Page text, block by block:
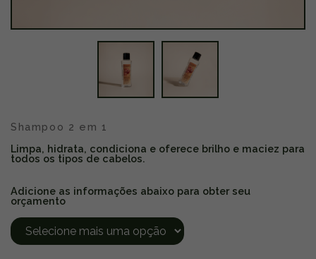
Shampoo 2 em 1
Limpa, hidrata, condiciona e oferece brilho e maciez para
todos os tipos de cabelos.
Adicione as informações abaixo para obter seu
orçamento